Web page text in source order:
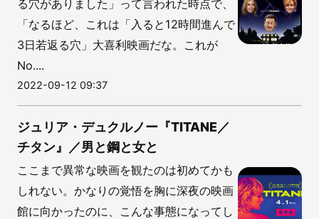
る穴がありました」って言われた時点で、
「なるほど、これは「入ると12時間進んで
3日若返る穴」大喜利映画だな。これが
No....
2022-09-12 09:37
ジュリア・デュクルノー『TITANE／
チタン』／男と鋼と女と
ここまで異常な映画を観たのは初めてかも
しれない。かなりの覚悟を胸に深夜の映画
館に向かったのに、こんな事態になってし